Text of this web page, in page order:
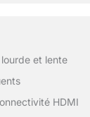
et lente
HDMI